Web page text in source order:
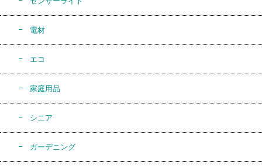
電材
エコ
家庭用品
シニア
ガーデニング